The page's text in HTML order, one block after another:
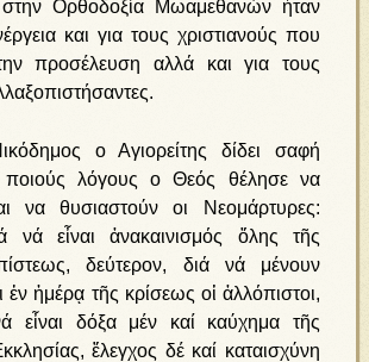
Ορθοδοξία Μωαμεθανών ήταν
και για τους χριστιανούς που
προσέλευση αλλά και για τους
ο Αγιορείτης δίδει σαφή
ποιούς λόγους ο Θεός θέλησε να
να θυσιαστούν οι Νεομάρτυρες:
νά εἶναι ἀνακαινισμός ὅλης τῆς
δεύτερον, διά νά μένουν
ἐν ἡμέρᾳ τῆς κρίσεως οἱ ἀλλόπιστοι,
εἶναι δόξα μέν καί καύχημα τῆς
ἔλεγχος δέ καί καταισχύνη